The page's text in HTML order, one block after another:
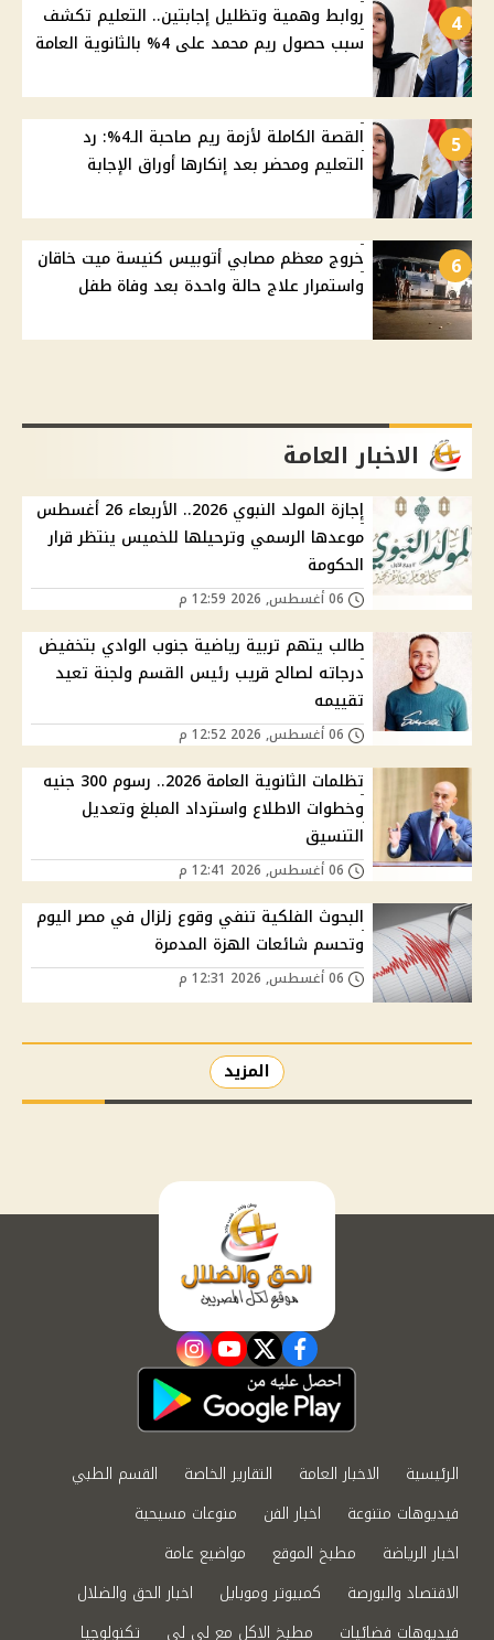
4
روابط وهمية وتظليل إجابتين.. التعليم تكشف
سبب حصول ريم محمد على 4% بالثانوية العامة
5
القصة الكاملة لأزمة ريم صاحبة الـ4%: رد
التعليم ومحضر بعد إنكارها أوراق الإجابة
6
خروج معظم مصابي أتوبيس كنيسة ميت خاقان
واستمرار علاج حالة واحدة بعد وفاة طفل
الاخبار العامة
إجازة المولد النبوي 2026.. الأربعاء 26 أغسطس
موعدها الرسمي وترحيلها للخميس ينتظر قرار
الحكومة
طالب يتهم تربية رياضية جنوب الوادي بتخفيض
درجاته لصالح قريب رئيس القسم ولجنة تعيد
تقييمه
تظلمات الثانوية العامة 2026.. رسوم 300 جنيه
وخطوات الاطلاع واسترداد المبلغ وتعديل
التنسيق
البحوث الفلكية تنفي وقوع زلزال في مصر اليوم
وتحسم شائعات الهزة المدمرة
المزيد
facebook
twitter
youtube
instagram
الرئيسية الاخبار العامة التقارير الخاصة
القسم الطبي
فيديوهات متنوعة
اخبار الفن
منوعات مسيحية
اخبار الرياضة
مطبخ الموقع
مواضيع عامة
الاقتصاد والبورصة
كمبيوتر وموبايل
اخبار الحق والضلال
فيديوهات فضائيات
مطبخ الاكل مع لى لى تكنولوجيا